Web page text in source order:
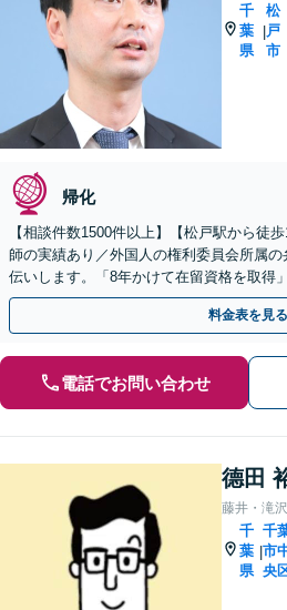
千
葉
県
|
松
戸
市
帰化
【相談件数1500件以上】【松戸駅から徒
師の実績あり／外国人の権利委員会所属
伝いします。「8年かけて在留資格を取得
日本語が苦手な外国人のサポートに定評あ
料金表を見る
電話でお問い合わせ
德田
藤井・滝
千
葉
県
|
千
市
央